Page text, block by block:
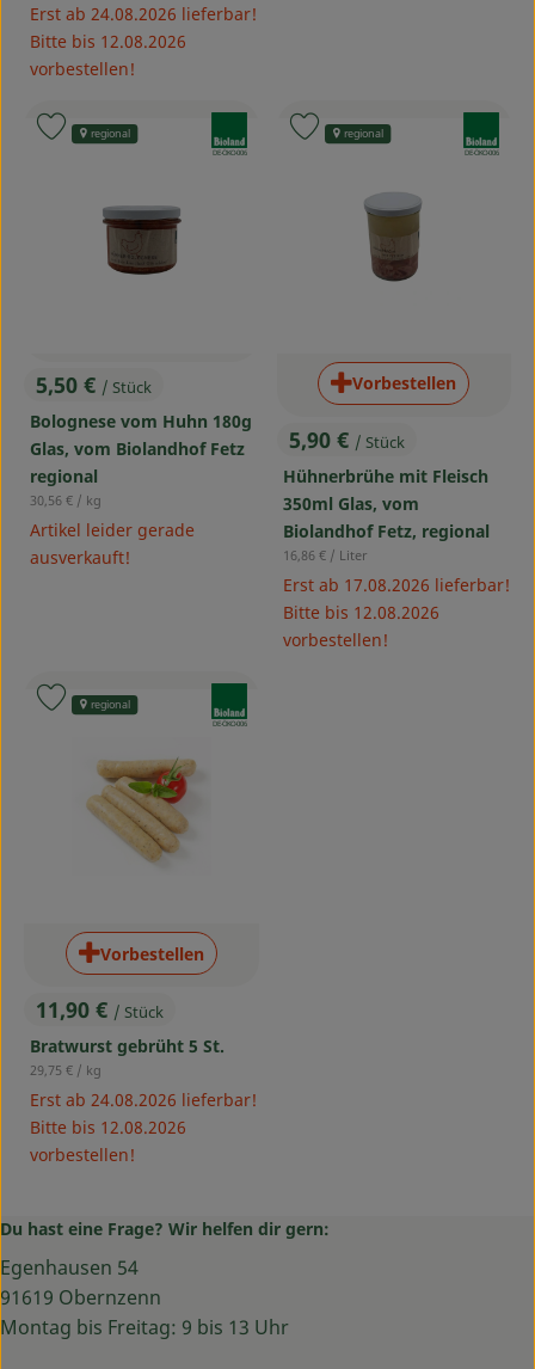
Erst ab 24.08.2026 lieferbar!
Bitte bis 12.08.2026
vorbestellen!
, Preis:
5,50 € / Stück
Bolognese vom Huhn 180g
Glas, vom Biolandhof Fetz
regional
, Referenzpreis:
30,56 € / kg
Artikel leider gerade
ausverkauft!
, Kontrollstelle:
DE-ÖKO-006
regional
Produkt zu Favouriten hinzufügen
, Preis:
5,90 € / Stück
Hühnerbrühe mit Fleisch
350ml Glas, vom
Biolandhof Fetz, regional
, Referenzpreis:
16,86 € / Liter
Erst ab 17.08.2026 lieferbar!
Bitte bis 12.08.2026
vorbestellen!
Vorbestellen
, Kontrollstelle:
DE-ÖKO-006
regional
Produkt zu Favouriten
, Preis:
11,90 € / Stück
Bratwurst gebrüht 5 St.
, Referenzpreis:
29,75 € / kg
Erst ab 24.08.2026 lieferbar!
Bitte bis 12.08.2026
vorbestellen!
Vorbestellen
, Kontrollstelle:
DE-ÖKO-006
regional
Produkt zu Favouriten hinzufügen
Du hast eine Frage? Wir helfen dir gern:
Egenhausen 54
91619 Obernzenn
Montag bis Freitag: 9 bis 13 Uhr